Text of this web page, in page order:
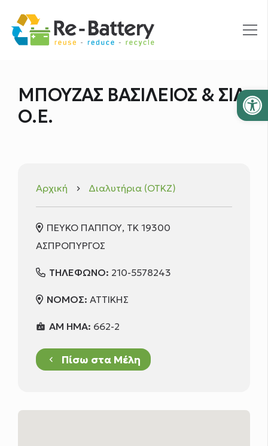
ΜΠΟΥΖΑΣ ΒΑΣΙΛΕΙΟΣ & ΣΙΑ
Ο.Ε.
Αρχική keyboard_arrow_right Διαλυτήρια (ΟΤΚΖ)
ΠΕΥΚΟ ΠΑΠΠΟΥ, ΤΚ 19300
ΑΣΠΡΟΠΥΡΓΟΣ
ΤΗΛΕΦΩΝΟ: 210-5578243
ΝΟΜΟΣ:ΑΤΤΙΚΗΣ
badge ΑΜ ΗΜΑ: 662-2
keyboard_arrow_left Πίσω στα Μέλη